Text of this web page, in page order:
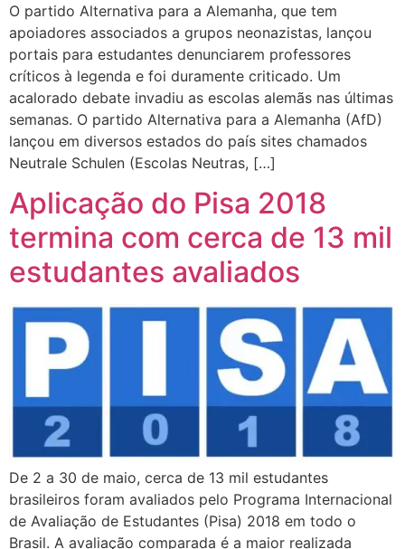
O partido Alternativa para a Alemanha, que tem
apoiadores associados a grupos neonazistas, lançou
portais para estudantes denunciarem professores
críticos à legenda e foi duramente criticado. Um
acalorado debate invadiu as escolas alemãs nas últimas
semanas. O partido Alternativa para a Alemanha (AfD)
lançou em diversos estados do país sites chamados
Neutrale Schulen (Escolas Neutras, […]
Aplicação do Pisa 2018
termina com cerca de 13 mil
estudantes avaliados
De 2 a 30 de maio, cerca de 13 mil estudantes
brasileiros foram avaliados pelo Programa Internacional
de Avaliação de Estudantes (Pisa) 2018 em todo o
Brasil. A avaliação comparada é a maior realizada